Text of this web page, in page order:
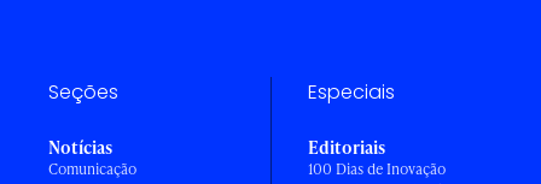
Seções
Notícias
Comunicação
Especiais
Editoriais
100 Dias de Inovação